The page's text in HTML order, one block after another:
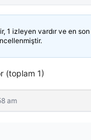
1 izleyen vardır ve en son
(toplam 1)
am